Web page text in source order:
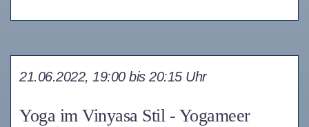
Yoga im Vinyasa Stil - Yogameer
21.06.2022, 19:00 bis 20:15 Uhr